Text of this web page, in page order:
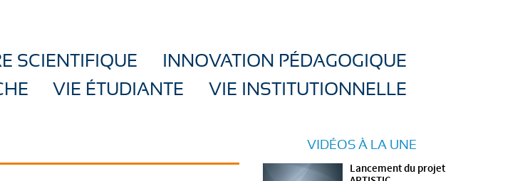
SCIENTIFIQUE
INNOVATION PÉDAGOGIQUE
VIE ÉTUDIANTE VIE INSTITUTIONNELLE
VIDÉOS À LA UNE
Lancement du projet